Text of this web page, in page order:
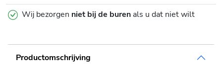
Wij bezorgen niet bij de burenals u dat niet wilt
Productomschrijving